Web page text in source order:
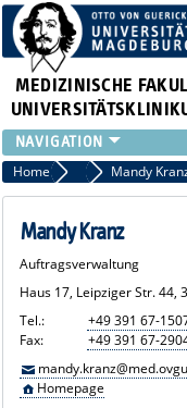
MEDIZINISCHE
INSTITUTE
KLINIKEN
ZENTRALE
FORSCHUNG
PRESSE
ÜBER UNS
INTERNATIONAL
Home Mitarbeiter:innen
Mandy
Mandy Kranz
Auftragsverwaltung
Haus 17, Leipziger Str. 44,
Tel.:
+49 391 67-
Fax:
+49 391 67-
Homepage